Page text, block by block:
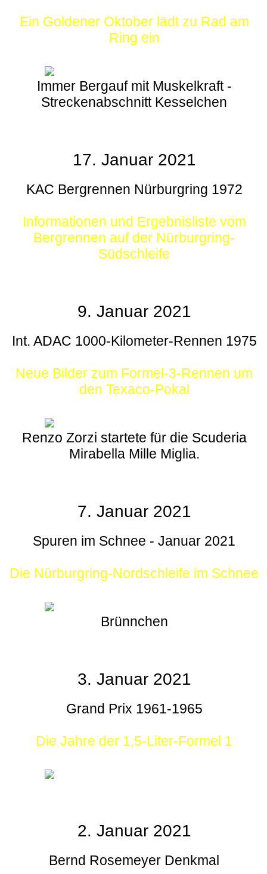
Ein Goldener Oktober lädt zu Rad am
Ring ein
Immer Bergauf mit Muskelkraft -
Streckenabschnitt Kesselchen
17. Januar 2021
KAC Bergrennen Nürburgring 1972
Informationen und Ergebnisliste vom
Bergrennen auf der Nürburgring-
Südschleife
9. Januar 2021
Int. ADAC 1000-Kilometer-Rennen 1975
Neue Bilder zum Formel-3-Rennen um
den Texaco-Pokal
Renzo Zorzi startete für die Scuderia
Mirabella Mille Miglia.
7. Januar 2021
Spuren im Schnee - Januar 2021
Die Nürburgring-Nordschleife im Schnee
Brünnchen
3. Januar 2021
Grand Prix 1961-1965
Die Jahre der 1,5-Liter-Formel 1
2. Januar 2021
Bernd Rosemeyer Denkmal